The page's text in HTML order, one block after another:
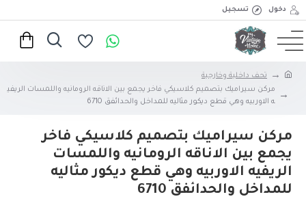
دخول تسجيل
تحف داخلية وخارجية
مركن سيراميك بتصميم كلاسيكي فاخر يجمع بين الاناقه الرومانيه واللمسات الريفي
ه الاوربيه وهي قطع ديكور مثاليه للمداخل والحدائفق 6710
مركن سيراميك بتصميم كلاسيكي فاخر
يجمع بين الاناقه الرومانيه واللمسات
الريفيه الاوربيه وهي قطع ديكور مثاليه
للمداخل والحدائفق 6710